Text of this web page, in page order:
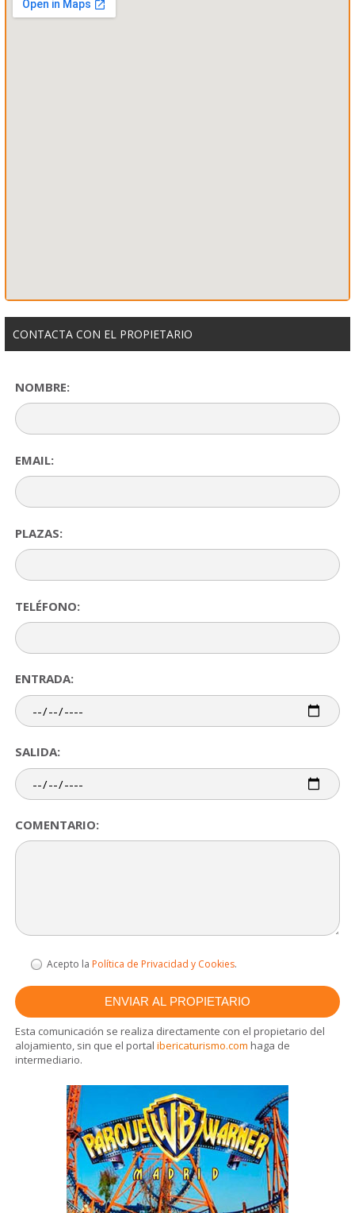
CONTACTA CON EL PROPIETARIO
NOMBRE:
EMAIL:
PLAZAS:
TELÉFONO:
ENTRADA:
SALIDA:
COMENTARIO:
Acepto la Política de Privacidad y Cookies.
Esta comunicación se realiza directamente con el propietario del
alojamiento, sin que el portalibericaturismo.com haga de
intermediario.